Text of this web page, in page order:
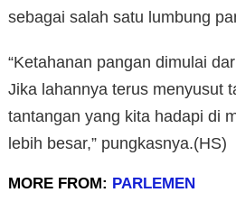
sebagai salah satu lumbung
“Ketahanan pangan dimulai
Jika lahannya terus menyusut
tantangan yang kita hadapi di
lebih besar,” pungkasnya.(HS)
MORE FROM: PARLEMEN